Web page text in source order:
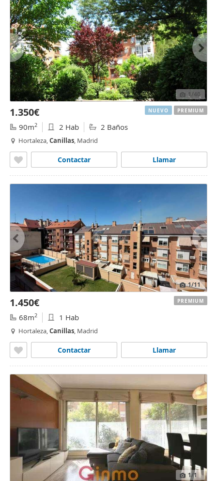
1/40
1.350€
90m2 2 Hab 2 Baños
Hortaleza,Canillas, Madrid
Llamar
Contactar
NUEVO PREMIUM
1/11
1.450€
68m2 1 Hab
Hortaleza,Canillas, Madrid
Llamar
Contactar
PREMIUM
1/1